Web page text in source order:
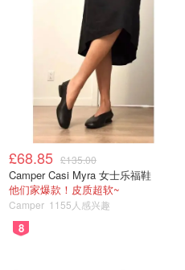
£68.85 £135.00
Camper Casi Myra 女士乐福鞋
他们家爆款！皮质超软~
Camper 1155人感兴趣
8